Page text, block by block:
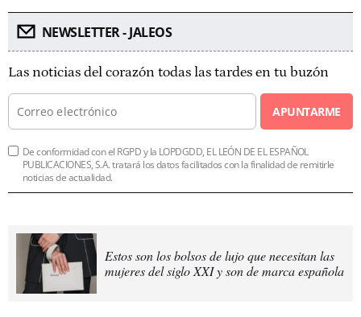
NEWSLETTER - JALEOS
Las noticias del corazón todas las tardes en tu buzón
APUNTARME
De conformidad con el RGPD y la LOPDGDD, EL LEÓN DE EL ESPAÑOL
PUBLICACIONES, S.A. tratará los datos facilitados con la finalidad de remitirle
noticias de actualidad.
Estos son los bolsos de lujo que necesitan las
mujeres del siglo XXI y son de marca española